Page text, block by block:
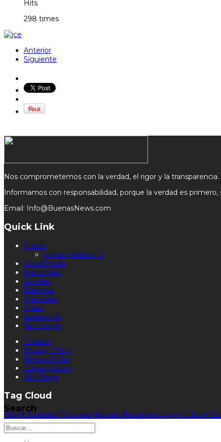
Hits
298 times
Anterior
Siguiente
Nos comprometemos con la verdad, el rigor y la transparencia.
Informamos con responsabilidad, porque la verdad es primero,
Email: Info@BuenasNews.com
Quick Link
Home
Home Variation 2
Social Media
Nacionales
Sociales
Business
Vida Sana
Video
Leadership
Tecnología
Contact
Privacy Policy
Terms of Use
Coming Soon
404 Page
Tag Cloud
World Sociedad Positivas Noticias Nacionales Logic Culture
Search